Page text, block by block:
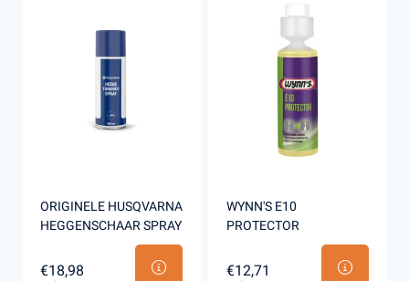
ORIGINELE HUSQVARNA
HEGGENSCHAAR SPRAY
€18,98
WYNN'S E10
PROTECTOR
€12,71